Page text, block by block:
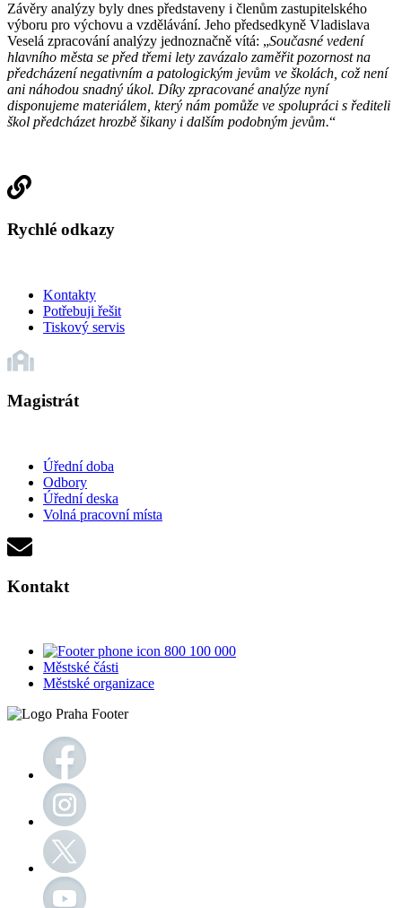
Závěry analýzy byly dnes představeny i členům zastupitelského
výboru pro výchovu a vzdělávání. Jeho předsedkyně Vladislava
Veselá zpracování analýzy jednoznačně vítá: „Současné vedení
hlavního města se před třemi lety zavázalo zaměřit pozornost na
předcházení negativním a patologickým jevům ve školách, což není
ani náhodou snadný úkol. Díky zpracované analýze nyní
disponujeme materiálem, který nám pomůže ve spolupráci s řediteli
škol předcházet hrozbě šikany i dalším podobným jevům.“
Rychlé odkazy
Kontakty
Potřebuji řešit
Tiskový servis
Magistrát
Úřední doba
Odbory
Úřední deska
Volná pracovní místa
Kontakt
800 100 000
Městské části
Městské organizace